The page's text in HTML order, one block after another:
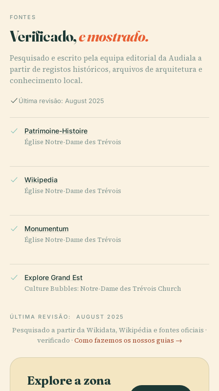
FONTES
Verificado,e mostrado.
Pesquisado e escrito pela equipa editorial da Audiala a
partir de registos históricos, arquivos de arquitetura e
conhecimento local.
Última revisão: August 2025
Patrimoine-Histoire
Église Notre-Dame des Trévois
Wikipedia
Église Notre-Dame des Trévois
Monumentum
Église Notre-Dame des Trévois
Explore Grand Est
Culture Bubbles: Notre-Dame des Trévois Church
ÚLTIMA REVISÃO: AUGUST 2025
Pesquisado a partir da Wikidata, Wikipédia e fontes oficiais ·
verificado · Como fazemos os nossos guias →
Explore a zona